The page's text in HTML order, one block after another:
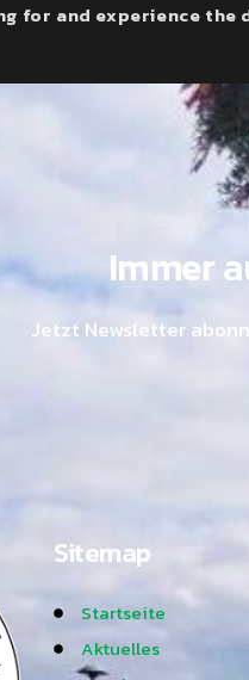
for and experience the
Immer
Jetzt Newsletter
Sitemap
Startseite
Aktuelles